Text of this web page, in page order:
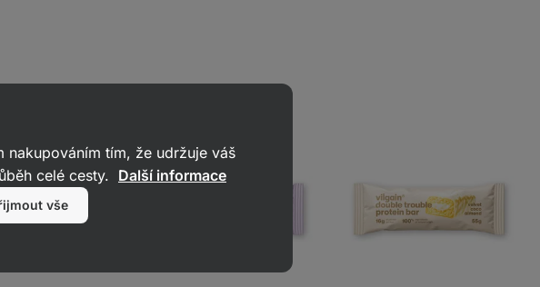
tím, že udržuje váš
celé cesty. Další informace
vše